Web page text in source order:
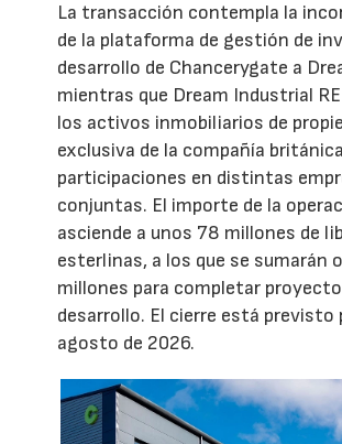
La transacción contempla la
de la plataforma de gestión de
desarrollo de Chancerygate a
mientras que Dream Industrial
los activos inmobiliarios de
exclusiva de la compañía
participaciones en distintas
conjuntas. El importe de la
asciende a unos 78 millones de
esterlinas, a los que se sumarán
millones para completar
desarrollo. El cierre está previsto
agosto de 2026.